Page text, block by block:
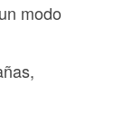
modo